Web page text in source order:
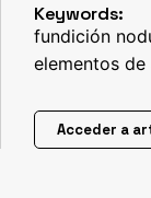
Keywords:
fundición
elementos de
Acceder a